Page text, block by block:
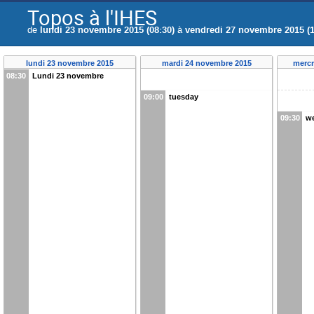
Topos à l'IHES
de lundi 23 novembre 2015 (08:30) àvendredi 27 novembre 2015
lundi 23 novembre 2015
08:30
Lundi 23 novembre
mardi 24 novembre 2015
09:00 tuesday
09:30